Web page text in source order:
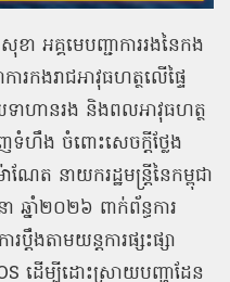
អគ្គមេបញ្ជាការរងនៃកង
រកងរាជអាវុធហត្ថលើផ្ទៃ
ាហានរង និងពលអាវុធហត្ថ
ហឹង ចំពោះសេចក្តីថ្លែង
ត នាយករដ្ឋមន្ត្រីនៃកម្ពុជា
ឆ្នាំ២០២៦ ពាក់ព័ន្ធការ
ប្តឹងតាមយន្តការផ្សះផ្សា
ដើម្បីដោះស្រាយបញ្ហាដែន